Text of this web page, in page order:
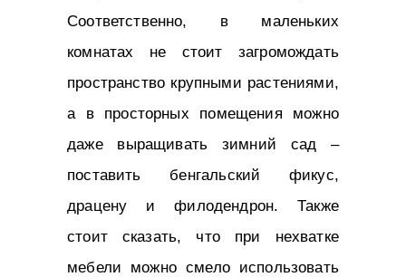
Соответственно, в маленьких
комнатах не стоит загромождать
пространство крупными растениями,
а в просторных помещения можно
даже выращивать зимний сад –
поставить бенгальский фикус,
драцену и филодендрон. Также
стоит сказать, что при нехватке
мебели можно смело использовать